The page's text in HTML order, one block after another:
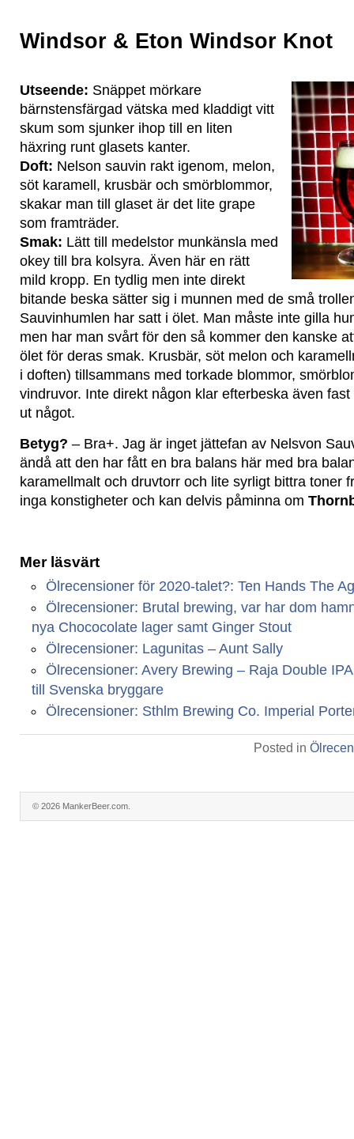
Windsor & Eton Windsor Knot
Utseende: Snäppet mörkare
bärnstensfärgad vätska med kladdigt vitt
skum som sjunker ihop till en liten
häxring runt glasets kanter.
Doft: Nelson sauvin rakt igenom, melon,
söt karamell, krusbär och smörblommor,
skakar man till glaset är det lite grape
som framträder.
Smak: Lätt till medelstor munkänsla med
okey till bra kolsyra. Även här en rätt
mild kropp. En tydlig men inte direkt
bitande beska sätter sig i munnen med de små
Sauvinhumlen har satt i ölet. Man måste inte gilla
men har man svårt för den så kommer den kanske
ölet för deras smak. Krusbär, söt melon och
i doften) tillsammans med torkade blommor,
vindruvor. Inte direkt någon klar efterbeska även
ut något.
Betyg? – Bra+. Jag är inget jättefan av Nelsvon
ändå att den har fått en bra balans här med bra
karamellmalt och druvtorr och lite syrligt bittra toner
inga konstigheter och kan delvis påminna om
Mer läsvärt
Ölrecensioner för 2020-talet?: Ten Hands The
Ölrecensioner: Brutal brewing, var har dom
nya Chococolate lager samt Ginger Stout
Ölrecensioner: Lagunitas – Aunt Sally
Ölrecensioner: Avery Brewing – Raja Double
till Svenska bryggare
Ölrecensioner: Sthlm Brewing Co. Imperial
Posted in
© 2026 MankerBeer.com.